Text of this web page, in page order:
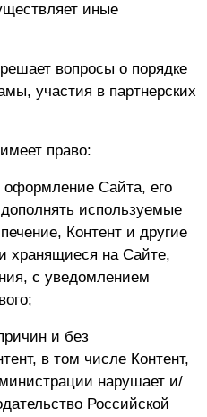
иные
вопросы о порядке
участия в партнерских
право:
Сайта, его
используемые
Контент и другие
хранящиеся на Сайте,
с уведомлением
и без
в том числе Контент,
нарушает и/
Российской